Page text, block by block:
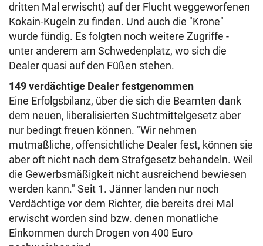
dritten Mal erwischt) auf der Flucht weggeworfenen
Kokain-Kugeln zu finden. Und auch die "Krone"
wurde fündig. Es folgten noch weitere Zugriffe -
unter anderem am Schwedenplatz, wo sich die
Dealer quasi auf den Füßen stehen.
149 verdächtige Dealer festgenommen
Eine Erfolgsbilanz, über die sich die Beamten dank
dem neuen, liberalisierten Suchtmittelgesetz aber
nur bedingt freuen können. "Wir nehmen
mutmaßliche, offensichtliche Dealer fest, können sie
aber oft nicht nach dem Strafgesetz behandeln. Weil
die Gewerbsmäßigkeit nicht ausreichend bewiesen
werden kann." Seit 1. Jänner landen nur noch
Verdächtige vor dem Richter, die bereits drei Mal
erwischt worden sind bzw. denen monatliche
Einkommen durch Drogen von 400 Euro